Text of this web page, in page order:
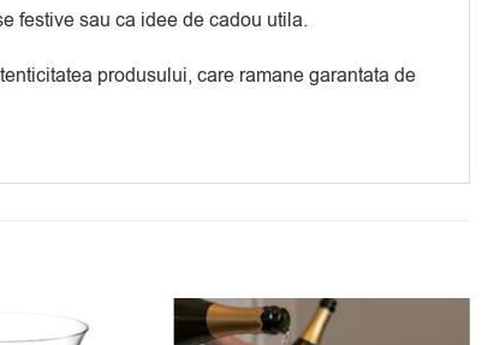
festive sau ca idee de cadou utila.
produsului, care ramane garantata de